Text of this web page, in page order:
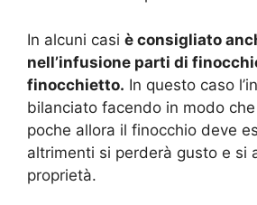
In alcuni casi è consigliato
nell’infusione parti di
finocchietto. In questo caso
bilanciato facendo in modo
poche allora il finocchio deve
altrimenti si perderà gusto e si
proprietà.